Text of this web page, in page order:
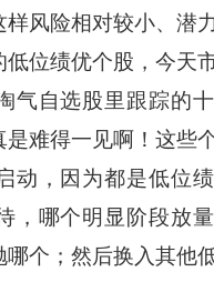
风险相对较小、潜
低位绩优个股，今天
气自选股里跟踪的
是难得一见啊！这些
动，因为都是低位
，哪个明显阶段放
哪个；然后换入其他